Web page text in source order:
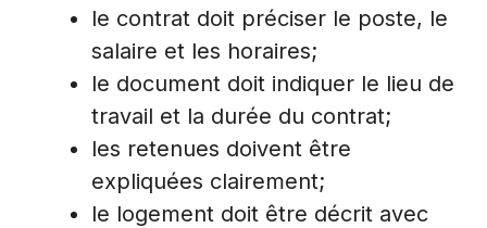
le contrat doit préciser le poste, le
salaire et les horaires;
le document doit indiquer le lieu de
travail et la durée du contrat;
les retenues doivent être
expliquées clairement;
le logement doit être décrit avec